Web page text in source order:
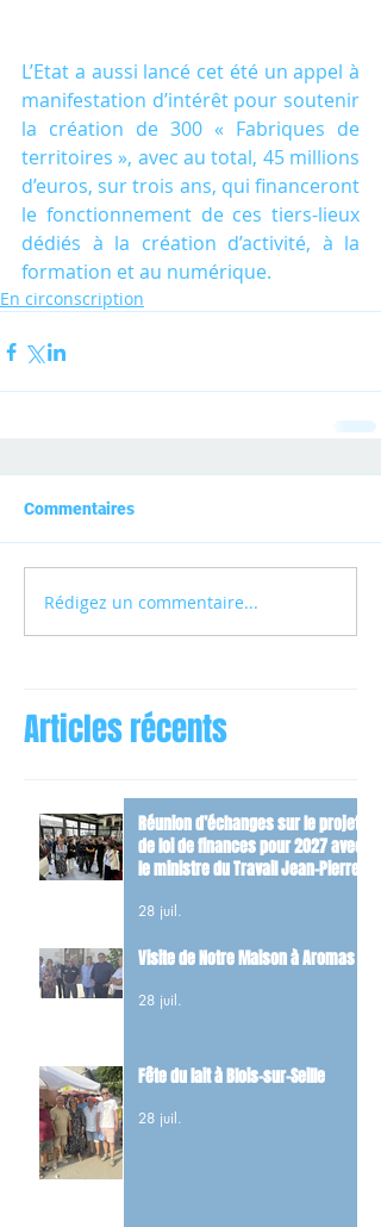
L’Etat a aussi lancé cet été un appel à
manifestation d’intérêt pour soutenir
la création de 300 « Fabriques de
territoires », avec au total, 45 millions
d’euros, sur trois ans, qui financeront
le fonctionnement de ces tiers-lieux
dédiés à la création d’activité, à la
formation et au numérique.
En circonscription
Commentaires
Rédigez un commentaire...
Articles récents
Réunion d’échanges sur le projet
de loi de finances pour 2027 avec
le ministre du Travail Jean-Pierre
28 juil.
Visite de Notre Maison à Aromas
28 juil.
Fête du lait à Blois-sur-Seille
28 juil.